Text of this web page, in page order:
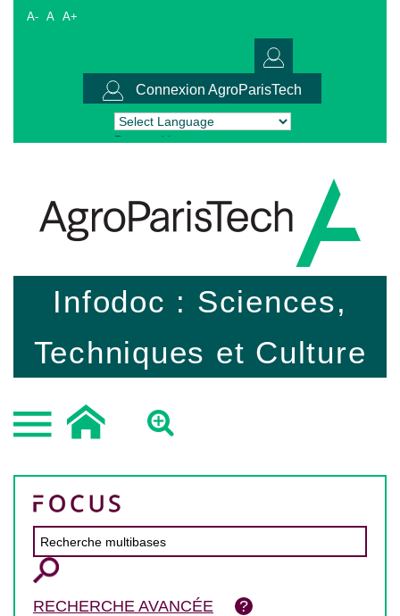
A- A A+
Connexion AgroParisTech
Powered by Translate
Infodoc : Sciences,
Techniques et Culture
RECHERCHE AVANCÉE